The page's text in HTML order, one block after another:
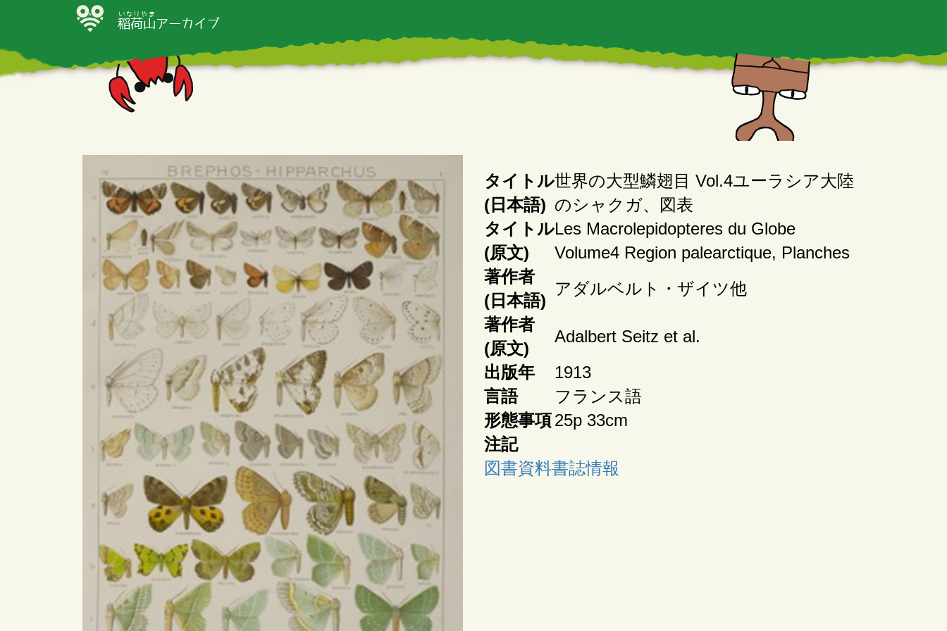
稲荷山
いなりやま
アーカイブ
タイトル
(日本語)
世界の大型鱗翅目 Vol.4ユーラシア大陸
のシャクガ、図表
タイトル
(原文)
Les Macrolepidopteres du Globe
Volume4 Region palearctique, Planches
著作者
(日本語)
アダルベルト・ザイツ他
著作者
(原文)
Adalbert Seitz et al.
出版年
1913
言語
フランス語
形態事項25p 33cm
注記
図書資料書誌情報